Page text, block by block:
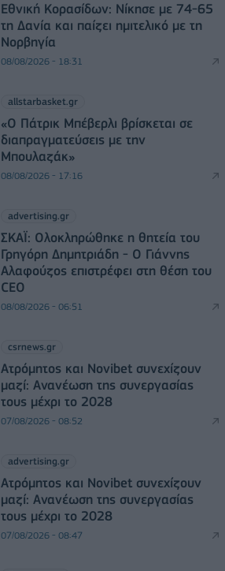
Εθνική Κορασίδων: Νίκησε με 74-65
τη Δανία και παίζει ημιτελικό με τη
Νορβηγία
08/08/2026 - 18:31
allstarbasket.gr
«Ο Πάτρικ Μπέβερλι βρίσκεται σε
διαπραγματεύσεις με την
Μπουλαζάκ»
08/08/2026 - 17:16
advertising.gr
ΣΚΑΪ: Ολοκληρώθηκε η θητεία του
Γρηγόρη Δημητριάδη - Ο Γιάννης
Αλαφούζος επιστρέφει στη θέση του
CEO
08/08/2026 - 06:51
csrnews.gr
Ατρόμητος και Novibet συνεχίζουν
μαζί: Ανανέωση της συνεργασίας
τους μέχρι το 2028
07/08/2026 - 08:52
advertising.gr
Ατρόμητος και Novibet συνεχίζουν
μαζί: Ανανέωση της συνεργασίας
τους μέχρι το 2028
07/08/2026 - 08:47